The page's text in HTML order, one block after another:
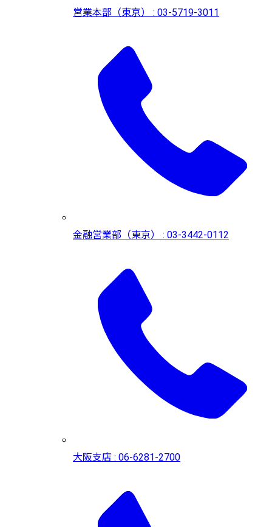
営業本部（東京） : 03-5719-3011
金融営業部（東京） : 03-3442-0112
大阪支店 : 06-6281-2700